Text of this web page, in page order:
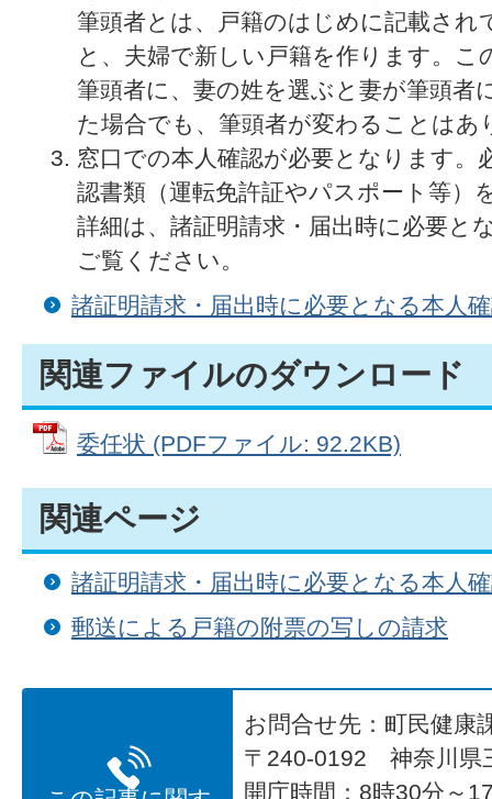
筆頭者とは、戸籍のはじめに記載さ
と、夫婦で新しい戸籍を作ります。
筆頭者に、妻の姓を選ぶと妻が筆頭者
た場合でも、筆頭者が変わることはあ
窓口での本人確認が必要となります。
認書類（運転免許証やパスポート等）
詳細は、諸証明請求・届出時に必要と
ご覧ください。
諸証明請求・届出時に必要となる本人
関連ファイルのダウンロード
委任状 (PDFファイル: 92.2KB)
関連ページ
諸証明請求・届出時に必要となる本人
郵送による戸籍の附票の写しの請求
お問合せ先：町民健康
〒240-0192 神奈川県
開庁時間：8時30分～